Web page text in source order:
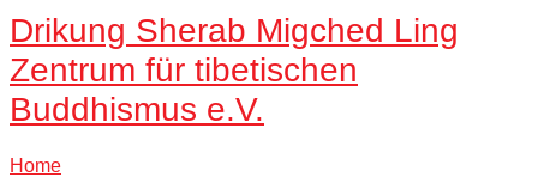
Drikung Sherab Migched Ling
Zentrum für tibetischen
Buddhismus e.V.
Home